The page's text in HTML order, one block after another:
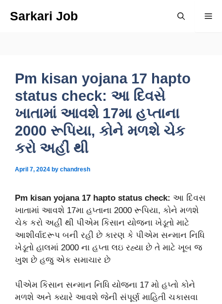
Sarkari Job
Pm kisan yojana 17 hapto
status check: આ દિવસે
ખાતામાં આવશે 17મા હપ્તાના
2000 રૂપિયા, કોને મળશે ચેક
કરો અહીં થી
April 7, 2024 by chandresh
Pm kisan yojana 17 hapto status check: આ દિવસ
ખાતામાં આવશે 17મા હપ્તાના 2000 રૂપિયા, કોને મળશે
ચેક કરો અહીં થી પીએમ કિસાન યોજના ખેડૂતો માટે
આશીર્વાદરૂપ બની રહી છે કારણ કે પીએમ સન્માન નિધિ
ખેડૂતો હાલમાં 2000 ના હપ્તા લઇ રહ્યા છે તે માટે ખૂબ જ
ખુશ છે હજુ એક સમાચાર છે
પીએમ કિસાન સન્માન નિધિ યોજના 17 મો હપ્તો કોને
મળશે અને ક્યારે આવશે જેની સંપૂર્ણ માહિતી ચકાસવા